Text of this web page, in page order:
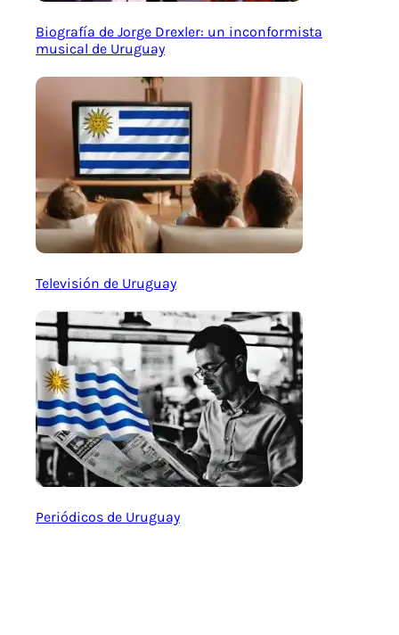
Biografía de Jorge Drexler: un inconformista
musical de Uruguay
Televisión de Uruguay
Periódicos de Uruguay